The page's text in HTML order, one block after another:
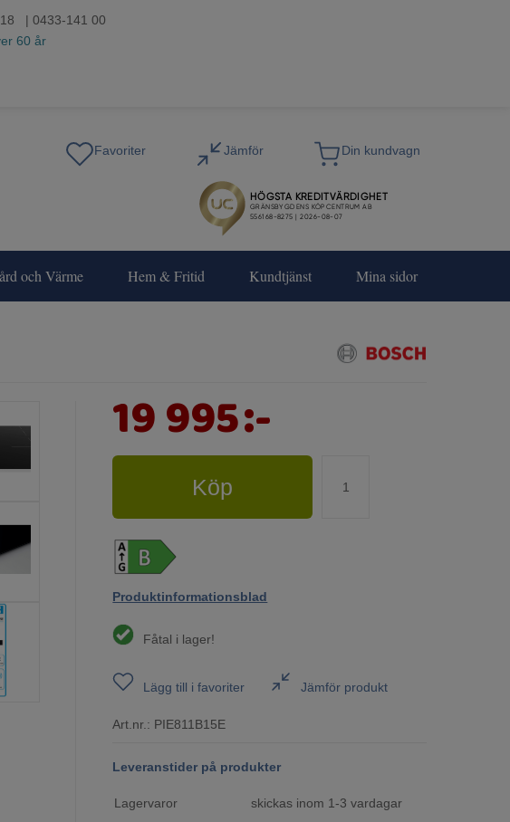
| 0433-141 00
60 år
och Värme Hem & Fritid Kundtjänst Mina sidor
19 995:-
Köp
Produktinformationsblad
Fåtal i lager!
Lägg till i favoriter Jämför produkt
Art.nr.: PIE811B15E
Leveranstider på produkter
Lagervaror skickas inom 1-3 vardagar